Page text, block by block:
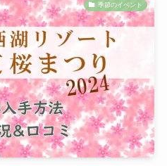
季節のイベント